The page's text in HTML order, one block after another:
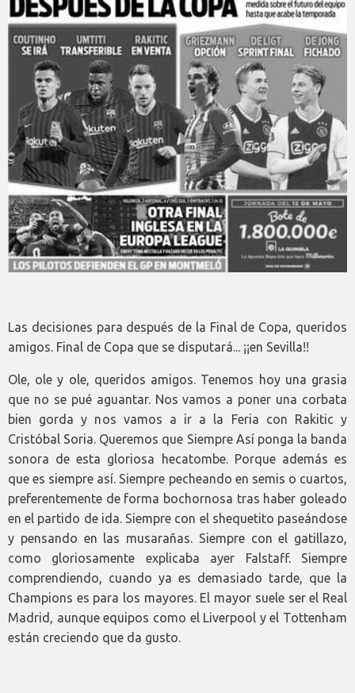
Las decisiones para después de la Final de Copa, queridos
amigos. Final de Copa que se disputará... ¡¡en Sevilla!!
Ole, ole y ole, queridos amigos. Tenemos hoy una grasia
que no se pué aguantar. Nos vamos a poner una corbata
bien gorda y nos vamos a ir a la Feria con Rakitic y
Cristóbal Soria. Queremos que Siempre Así ponga la banda
sonora de esta gloriosa hecatombe. Porque además es
que es siempre así. Siempre pecheando en semis o cuartos,
preferentemente de forma bochornosa tras haber goleado
en el partido de ida. Siempre con el shequetito paseándose
y pensando en las musarañas. Siempre con el gatillazo,
como gloriosamente explicaba ayer Falstaff. Siempre
comprendiendo, cuando ya es demasiado tarde, que la
Champions es para los mayores. El mayor suele ser el Real
Madrid, aunque equipos como el Liverpool y el Tottenham
están creciendo que da gusto.